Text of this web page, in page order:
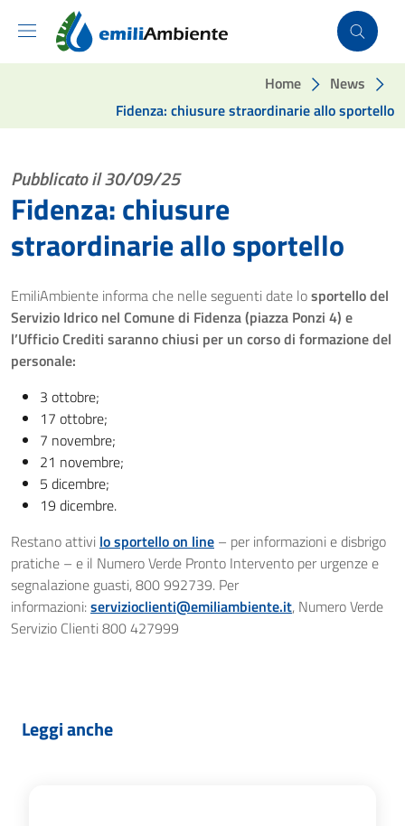
Vai ai contenuti
Vai al footer
Home
News
Fidenza: chiusure straordinarie allo sportello
Pubblicato il 30/09/25
Fidenza: chiusure
straordinarie allo sportello
EmiliAmbiente informa che nelle seguenti date losportello del
Servizio Idrico nel Comune di Fidenza (piazza Ponzi 4) e
l’Ufficio Crediti saranno chiusi per un corso di formazione del
personale:
3 ottobre;
17 ottobre;
7 novembre;
21 novembre;
5 dicembre;
19 dicembre.
Restano attivi lo sportello on line – per informazioni e disbrigo
pratiche – e il Numero Verde Pronto Intervento per urgenze e
segnalazione guasti, 800 992739. Per
informazioni:servizioclienti@emiliambiente.it, Numero Verde
Servizio Clienti 800 427999
Leggi anche